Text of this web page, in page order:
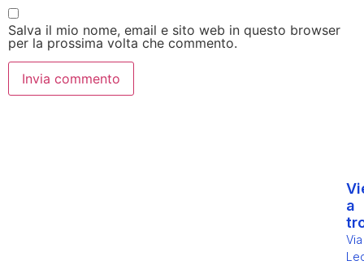
Salva il mio nome, email e sito web in questo browser
per la prossima volta che commento.
a
Via